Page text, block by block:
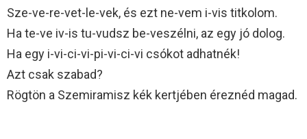
Sze-ve-re-vet-le-vek, és ezt ne-vem i-vis titkolom.
Ha te-ve iv-is tu-vudsz be-veszélni, az egy jó dolog.
Ha egy i-vi-ci-vi-pi-vi-ci-vi csókot adhatnék!
Azt csak szabad?
Rögtön a Szemiramisz kék kertjében éreznéd magad.